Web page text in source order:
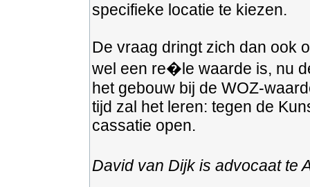
specifieke locatie te kiezen.
De vraag dringt zich dan ook
wel een re�le waarde is, nu
het gebouw bij de WOZ-
tijd zal het leren: tegen de
cassatie open.
David van Dijk is advocaat te